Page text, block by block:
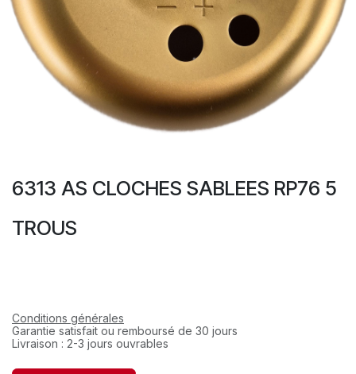
6313 AS CLOCHES SABLEES RP76 5
TROUS
Conditions générales
Garantie satisfait ou remboursé de 30 jours
Livraison : 2-3 jours ouvrables